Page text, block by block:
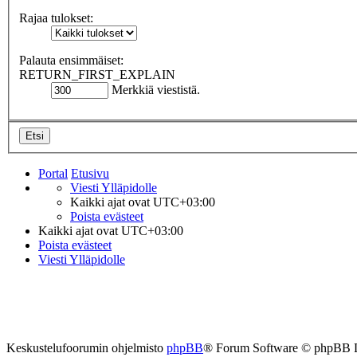
Rajaa tulokset:
Palauta ensimmäiset:
RETURN_FIRST_EXPLAIN
Merkkiä viestistä.
Portal Etusivu
Viesti Ylläpidolle
Kaikki ajat ovat UTC+03:00
Poista evästeet
Kaikki ajat ovat UTC+03:00
Poista evästeet
Viesti Ylläpidolle
Keskustelufoorumin ohjelmisto phpBB® Forum Software © phpBB